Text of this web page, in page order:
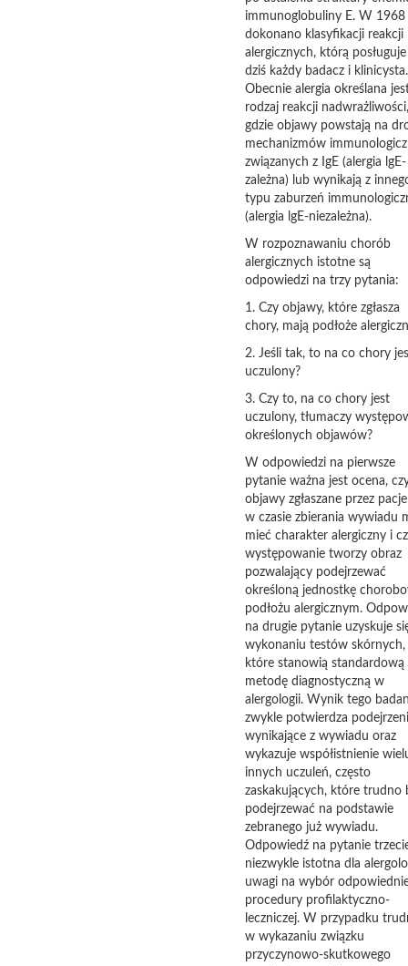
immunoglobuliny E. W
dokonano klasyfikacji reakcji
alergicznych, którą posługuje
dziś każdy badacz i klinicysta.
Obecnie alergia określana
rodzaj reakcji nadwrażliwości,
gdzie objawy powstają na
mechanizmów
związanych z IgE (alergia lgE-
zależna) lub wynikają z
typu zaburzeń
(alergia lgE-niezależna).
W rozpoznawaniu chorób
alergicznych istotne są
odpowiedzi na trzy pytania:
1. Czy objawy, które zgłasza
chory, mają podłoże
2. Jeśli tak, to na co chory
uczulony?
3. Czy to, na co chory jest
uczulony, tłumaczy
określonych objawów?
W odpowiedzi na pierwsze
pytanie ważna jest ocena,
objawy zgłaszane przez
w czasie zbierania wywiadu
mieć charakter alergiczny i
występowanie tworzy obraz
pozwalający podejrzewać
określoną jednostkę
podłożu alergicznym.
na drugie pytanie uzyskuje
wykonaniu testów skórnych,
które stanowią standardową
metodę diagnostyczną w
alergologii. Wynik tego
zwykle potwierdza
wynikające z wywiadu oraz
wykazuje współistnienie
innych uczuleń, często
zaskakujących, które trudno
podejrzewać na podstawie
zebranego już wywiadu.
Odpowiedź na pytanie
niezwykle istotna dla
uwagi na wybór
procedury profilaktyczno-
leczniczej. W przypadku
w wykazaniu związku
przyczynowo-skutkowego